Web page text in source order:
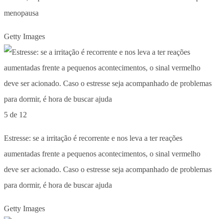
menopausa
Getty Images
5 de 12
Estresse: se a irritação é recorrente e nos leva a ter reações
aumentadas frente a pequenos acontecimentos, o sinal vermelho
deve ser acionado. Caso o estresse seja acompanhado de problemas
para dormir, é hora de buscar ajuda
Getty Images